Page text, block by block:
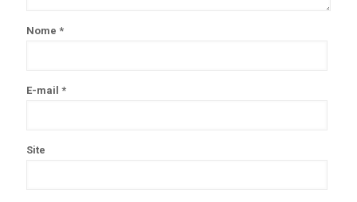
Nome *
E-mail *
Site